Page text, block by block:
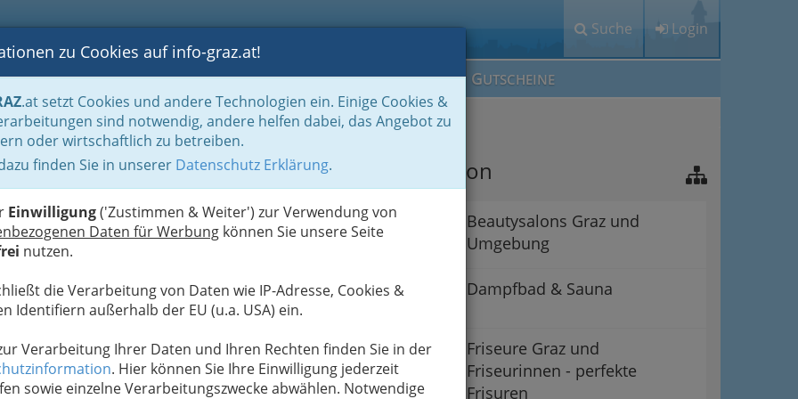
Suche Login
BLOGS FOTOS GASTRONOMIE BRANCHEN MEIN IG GUTSCHEINE
zu Cookies auf info-graz.at!
.at setzt Cookies und andere Technologien ein. Einige Cookies &
sind notwendig, andere helfen dabei, das Angebot zu
oder wirtschaftlich zu betreiben.
finden Sie in unserer Datenschutz Erklärung.
Einwilligung('Zustimmen & Weiter') zur Verwendung von
Daten für Werbung können Sie unsere Seite
nutzen.
die Verarbeitung von Daten wie IP-Adresse, Cookies &
Identifiern außerhalb der EU (u.a. USA) ein.
Verarbeitung Ihrer Daten und Ihren Rechten finden Sie in der
. Hier können Sie Ihre Einwilligung jederzeit
sowie einzelne Verarbeitungszwecke abwählen. Notwendige
Allgemeinmedizin
Navigation
Beautysalons Graz und
Umgebung
Dampfbad & Sauna
Friseure Graz und
Friseurinnen - perfekte
Frisuren